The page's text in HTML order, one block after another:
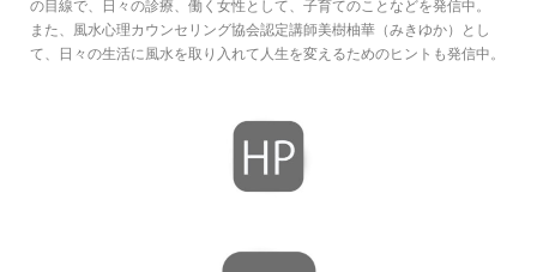
の目線で、日々の診療、働く女性として、子育てのことなどを発信中。
また、風水心理カウンセリング協会認定講師美樹柚華（みきゆか）とし
て、日々の生活に風水を取り入れて人生を変えるためのヒントも発信中。